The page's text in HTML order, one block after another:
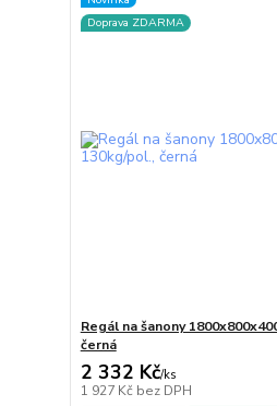
Doprava ZDARMA
Regál na šanony
černá
2 332 Kč/ks
1 927 Kč bez DPH